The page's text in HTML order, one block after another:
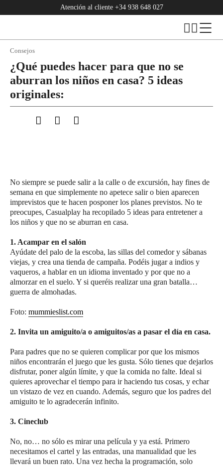
Atención al cliente +34 938 648 027
Consejos
¿Qué puedes hacer para que no se
aburran los niños en casa? 5 ideas
originales:
No siempre se puede salir a la calle o de excursión, hay fines de
semana en que simplemente no apetece salir o bien aparecen
imprevistos que te hacen posponer los planes previstos. No te
preocupes, Casualplay ha recopilado 5 ideas para entretener a
los niños y que no se aburran en casa.
1. Acampar en el salón
Ayúdate del palo de la escoba, las sillas del comedor y sábanas
viejas, y crea una tienda de campaña. Podéis jugar a indios y
vaqueros, a hablar en un idioma inventado y por que no a
almorzar en el suelo. Y si queréis realizar una gran batalla…
guerra de almohadas.
Foto: mummieslist.com
2. Invita un amiguito/a o amiguitos/as a pasar el día en casa.
Para padres que no se quieren complicar por que los mismos
niños encontrarán el juego que les gusta. Sólo tienes que dejarlos
disfrutar, poner algún límite, y que la comida no falte. Ideal si
quieres aprovechar el tiempo para ir haciendo tus cosas, y echar
un vistazo de vez en cuando. Además, seguro que los padres del
amiguito te lo agradecerán infinito.
3. Cineclub
No, no… no sólo es mirar una película y ya está. Primero
necesitamos el cartel y las entradas, una manualidad que les
llevará un buen rato. Una vez hecha la programación, solo